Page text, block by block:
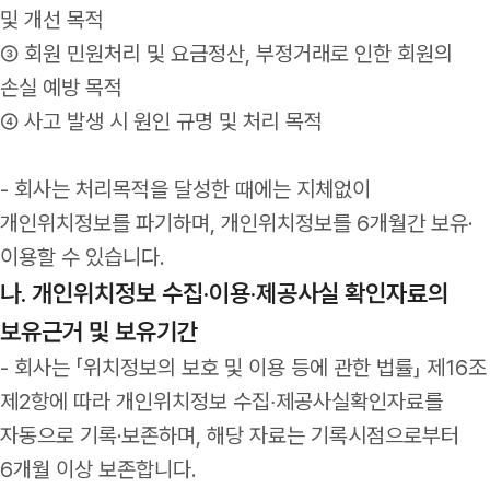
및 개선 목적
③ 회원 민원처리 및 요금정산, 부정거래로 인한 회원의
손실 예방 목적
④ 사고 발생 시 원인 규명 및 처리 목적
- 회사는 처리목적을 달성한 때에는 지체없이
개인위치정보를 파기하며, 개인위치정보를 6개월간 보유·
이용할 수 있습니다.
나. 개인위치정보 수집·이용·제공사실 확인자료의
보유근거 및 보유기간
- 회사는 「위치정보의 보호 및 이용 등에 관한 법률」 제16조
제2항에 따라 개인위치정보 수집‧제공사실확인자료를
자동으로 기록·보존하며, 해당 자료는 기록시점으로부터
6개월 이상 보존합니다.